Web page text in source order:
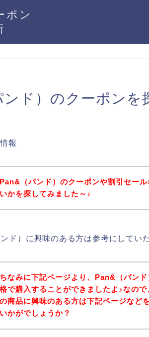
ポン
ンド）のクーポンを
報
Pan&（パンド）のクーポンや割引セー
いかを探してみました～♪
ド）に興味のある方は参考にしてい
ちなみに下記ページより、Pan&（パン
格で購入することができましたよ♪なので
の商品に興味のある方は下記ページなど
いかがでしょうか？